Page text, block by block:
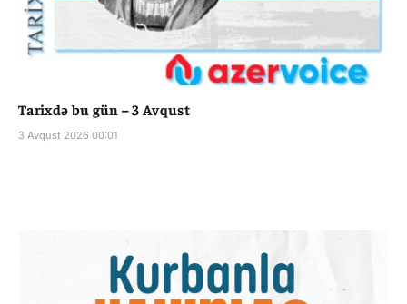
Tarixdə bu gün – 3 Avqust
3 Avqust 2026 00:01